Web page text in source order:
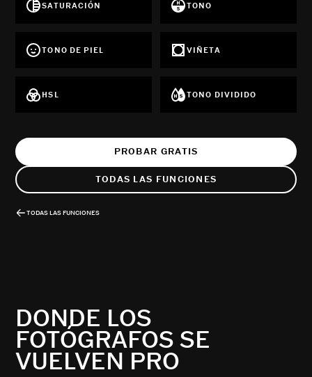
SATURACIÓN TONO
TONO DE PIEL VIÑETA
HSL TONO DIVIDIDO
PROBAR GRATIS
TODAS LAS FUNCIONES
TODAS LAS FUNCIONES
DONDE LOS
FOTÓGRAFOS SE
VUELVEN PRO